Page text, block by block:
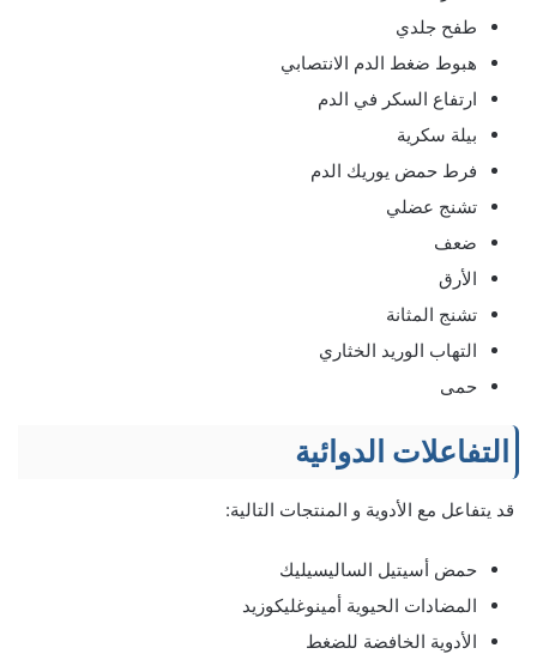
طفح جلدي
هبوط ضغط الدم الانتصابي
ارتفاع السكر في الدم
بيلة سكرية
فرط حمض يوريك الدم
تشنج عضلي
ضعف
الأرق
تشنج المثانة
التهاب الوريد الخثاري
حمى
التفاعلات الدوائية
قد يتفاعل مع الأدوية و المنتجات التالية:
حمض أسيتيل الساليسيليك
المضادات الحيوية أمينوغليكوزيد
الأدوية الخافضة للضغط